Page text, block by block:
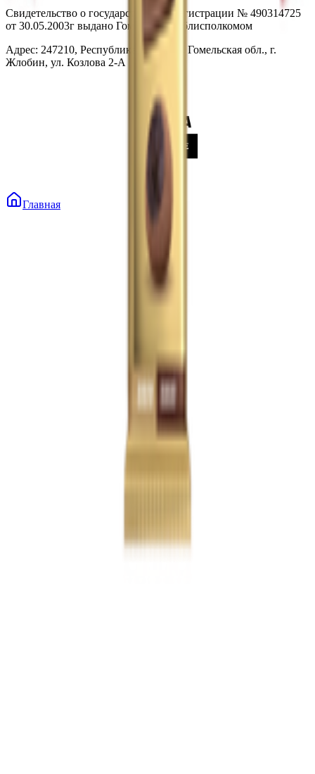
Свидетельство о государственной регистрации № 490314725
от 30.05.2003г выдано Гомельским облисполкомом
Адрес: 247210, Республика Беларусь, Гомельская обл., г.
Жлобин, ул. Козлова 2-А
Главная